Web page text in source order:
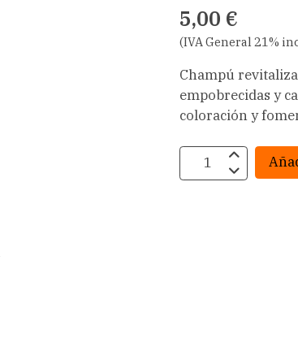
5,00 €
(IVA General 21%
Champú
empobrecidas y
coloración y